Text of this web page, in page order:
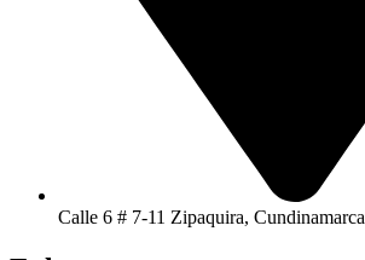
Calle 6 # 7-11 Zipaquira, Cundinamarca